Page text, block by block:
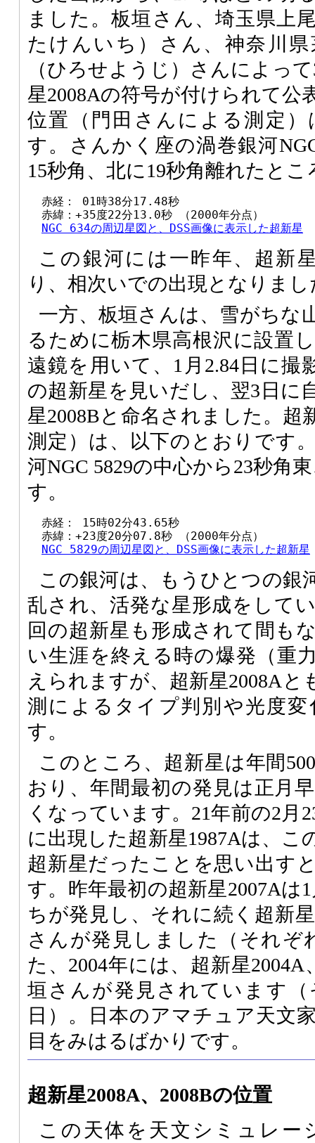
ました。板垣さん、埼玉県上
たけんいち）さん、神奈川
（ひろせようじ）さんによっ
星2008Aの符号が付けられて公
位置（門田さんによる測定
す。さんかく座の渦巻銀河
15秒角、北に19秒角離れたと
  赤経： 01時38分17.48秒
  赤緯：+35度22分13.0秒 （2000年分点）
NGC 634の周辺星図と、DSS画像に表示した超新星
この銀河には一昨年、超新
り、相次いでの出現となりまし
一方、板垣さんは、雪がちな
るために栃木県高根沢に設置
遠鏡を用いて、1月2.84日に撮
の超新星を見いだし、翌3日に
星2008Bと命名されました。超
測定）は、以下のとおりです
河NGC 5829の中心から23秒角
す。
  赤経： 15時02分43.65秒
  赤緯：+23度20分07.8秒 （2000年分点）
NGC 5829の周辺星図と、DSS画像に表示した超新星
この銀河は、もうひとつの銀
乱され、活発な星形成をして
回の超新星も形成されて間も
い生涯を終える時の爆発（重
えられますが、超新星2008Aと
測によるタイプ判別や光度
す。
このところ、超新星は年間
おり、年間最初の発見は正月
くなっています。21年前の2月
に出現した超新星1987Aは、こ
超新星だったことを思い出す
す。昨年最初の超新星2007Aは
ちが発見し、それに続く超新
さんが発見しました（それぞ
た、2004年には、超新星
垣さんが発見されています（
日）。日本のアマチュア天文
目をみはるばかりです。
超新星2008A、2008Bの位置
この天体を天文シミュレー